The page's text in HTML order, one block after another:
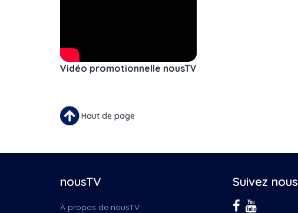
Vidéo promotionnelle nousTV
Haut de page
nousTV
À propos de nousTV
Suivez nous